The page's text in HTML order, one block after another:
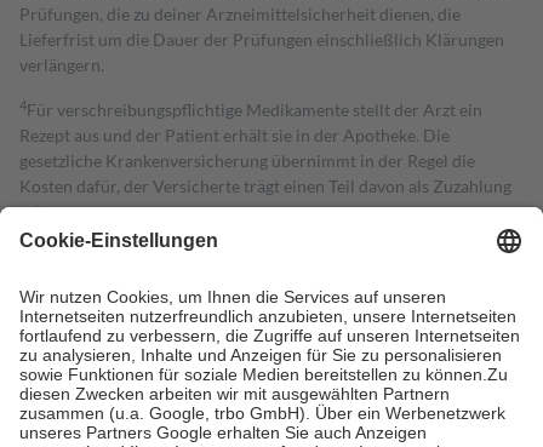
Prüfungen, die zu deiner Arzneimittelsicherheit dienen, die
Lieferfrist um die Dauer der Prüfungen einschließlich Klärungen
verlängern.
4Für verschreibungspflichtige Medikamente stellt der Arzt ein
Rezept aus und der Patient erhält sie in der Apotheke. Die
gesetzliche Krankenversicherung übernimmt in der Regel die
Kosten dafür, der Versicherte trägt einen Teil davon als Zuzahlung
mit.
Grundsätzlich leisten Mitglieder Zuzahlungen in Höhe von zehn
höchstens zehn Euro.
Es sind jedoch nie mehr als die tatsächlichen
Kosten der Leistung zu entrichten.
Diese Regeln gelten grundsätzlich auch für Online-Apotheken.
Bei Heilmitteln und häuslicher Krankenpflege beträgt die
Zuzahlung zehn Prozent der Kosten sowie zehn Euro je
Verordnung.
Um das Engagement der Versicherten für ihre eigene Gesundheit zu